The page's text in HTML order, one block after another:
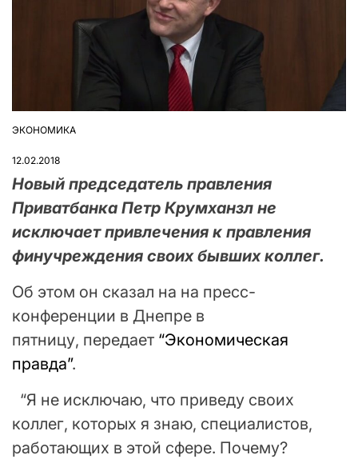
ОПУБЛІКУВАТИ
ЭКОНОМИКА
12.02.2018
Новый председатель правления
Приватбанка Петр Крумханзл не
исключает привлечения к правления
финучреждения своих бывших коллег.
Об этом он сказал на на пресс-
конференции в Днепре в
пятницу, передает “Экономическая
правда”.
“Я не исключаю, что приведу своих
коллег, которых я знаю, специалистов,
работающих в этой сфере. Почему?